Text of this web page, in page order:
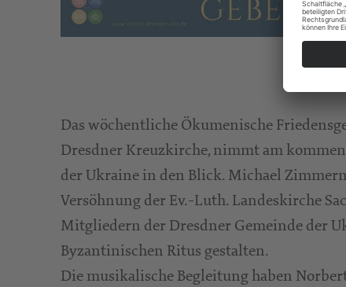
Das wöchentliche Ökumenische
Dresdner Kreuzkirche, nimmt am
der Ukraine in den Blick. Michael
Versöhnung der Ev.-Luth. Landeskirche
Mitgliedern der Dresdner Gemeinde der
Byzantinischen Ritus gestalten.
Die musikalische Begleitung haben